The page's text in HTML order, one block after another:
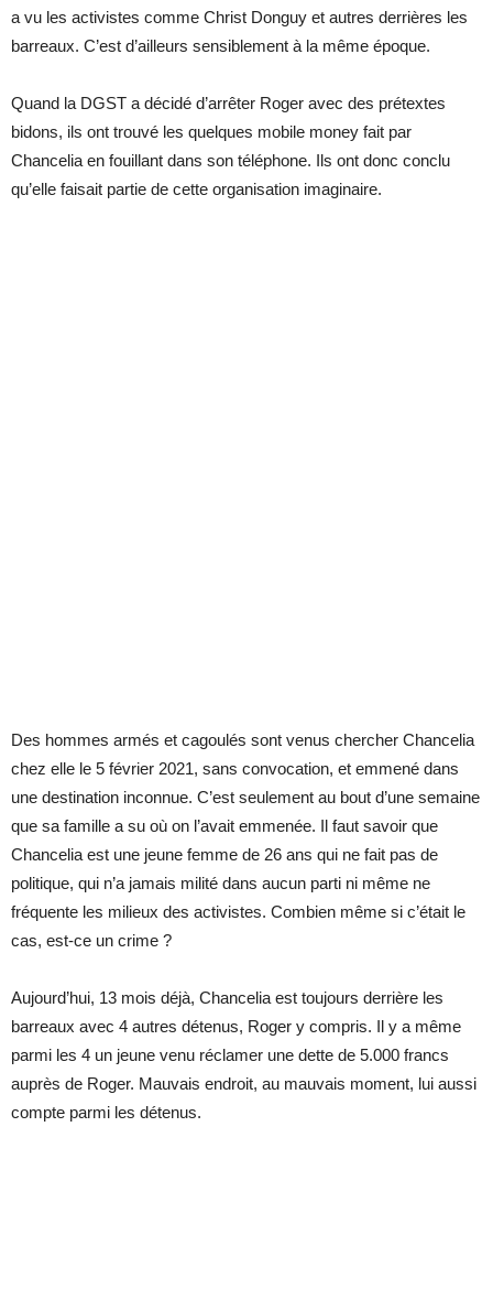
a vu les activistes comme Christ Donguy et autres derrières les
barreaux. C’est d’ailleurs sensiblement à la même époque.
Quand la DGST a décidé d’arrêter Roger avec des prétextes
bidons, ils ont trouvé les quelques mobile money fait par
Chancelia en fouillant dans son téléphone. Ils ont donc conclu
qu’elle faisait partie de cette organisation imaginaire.
Des hommes armés et cagoulés sont venus chercher Chancelia
chez elle le 5 février 2021, sans convocation, et emmené dans
une destination inconnue. C’est seulement au bout d’une semaine
que sa famille a su où on l’avait emmenée. Il faut savoir que
Chancelia est une jeune femme de 26 ans qui ne fait pas de
politique, qui n’a jamais milité dans aucun parti ni même ne
fréquente les milieux des activistes. Combien même si c’était le
cas, est-ce un crime ?
Aujourd’hui, 13 mois déjà, Chancelia est toujours derrière les
barreaux avec 4 autres détenus, Roger y compris. Il y a même
parmi les 4 un jeune venu réclamer une dette de 5.000 francs
auprès de Roger. Mauvais endroit, au mauvais moment, lui aussi
compte parmi les détenus.